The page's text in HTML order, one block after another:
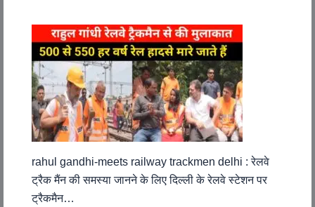
rahul gandhi-meets railway trackmen delhi : रेलवे
ट्रैक मैंन की समस्या जानने के लिए दिल्ली के रेलवे स्टेशन पर
ट्रैकमैन…